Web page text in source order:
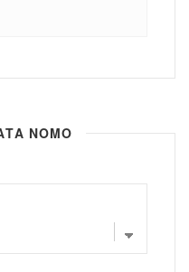
ΝΟΜΟ